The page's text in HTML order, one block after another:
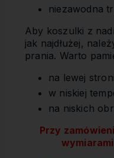
niezawodna
Aby koszulki z
jak najdłużej,
prania. Warto
na lewej
w niskiej
na niskich
Przy